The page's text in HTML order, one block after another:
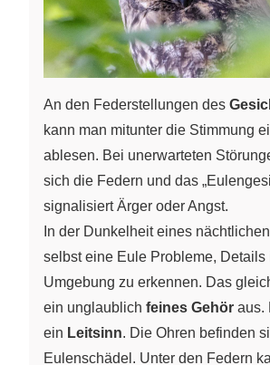
An den Federstellungen des
kann man mitunter die Stimmung
ablesen. Bei unerwarteten
sich die Federn und das
signalisiert Ärger oder Angst.
In der Dunkelheit eines
selbst eine Eule Probleme, Details
Umgebung zu erkennen. Das
ein unglaublich feines Gehör aus.
ein Leitsinn. Die Ohren befinden
Eulenschädel. Unter den Federn